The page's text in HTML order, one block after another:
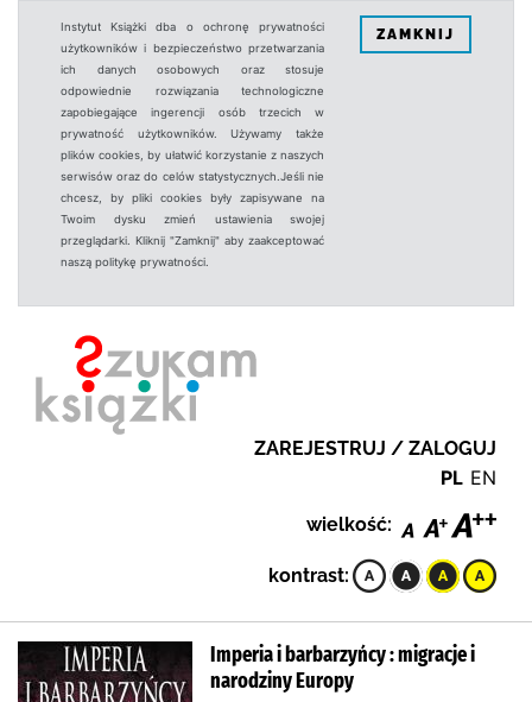
Instytut Książki dba o ochronę prywatności
użytkowników i bezpieczeństwo przetwarzania
ich danych osobowych oraz stosuje
odpowiednie rozwiązania technologiczne
zapobiegające ingerencji osób trzecich w
prywatność użytkowników. Używamy także
plików cookies, by ułatwić korzystanie z naszych
serwisów oraz do celów statystycznych.Jeśli nie
chcesz, by pliki cookies były zapisywane na
Twoim dysku zmień ustawienia swojej
przeglądarki. Kliknij "Zamknij" aby zaakceptować
naszą politykę prywatności.
ZAMKNIJ
ZAREJESTRUJ / ZALOGUJ
PL EN
wielkość:
kontrast:
Imperia i barbarzyńcy : migracje i
narodziny Europy